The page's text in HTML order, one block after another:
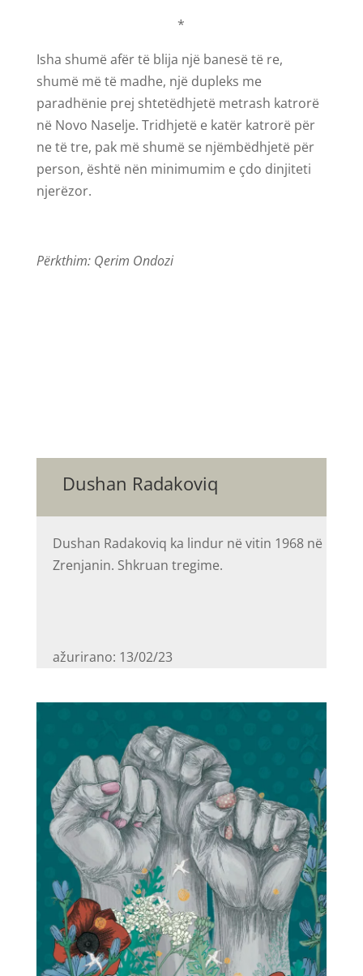
*
Isha shumë afër të blija një banesë të re,
shumë më të madhe, një dupleks me
paradhënie prej shtetëdhjetë metrash katrorë
në Novo Naselje. Tridhjetë e katër katrorë për
ne të tre, pak më shumë se njëmbëdhjetë për
person, është nën minimumim e çdo dinjiteti
njerëzor.
Përkthim: Qerim Ondozi
Dushan Radakoviq
Dushan Radakoviq ka lindur në vitin 1968 në
Zrenjanin. Shkruan tregime.
ažurirano: 13/02/23